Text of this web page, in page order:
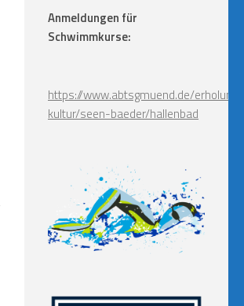
Anmeldungen für
Schwimmkurse:
https://www.abtsgmuend.de/erholung-
kultur/seen-baeder/hallenbad